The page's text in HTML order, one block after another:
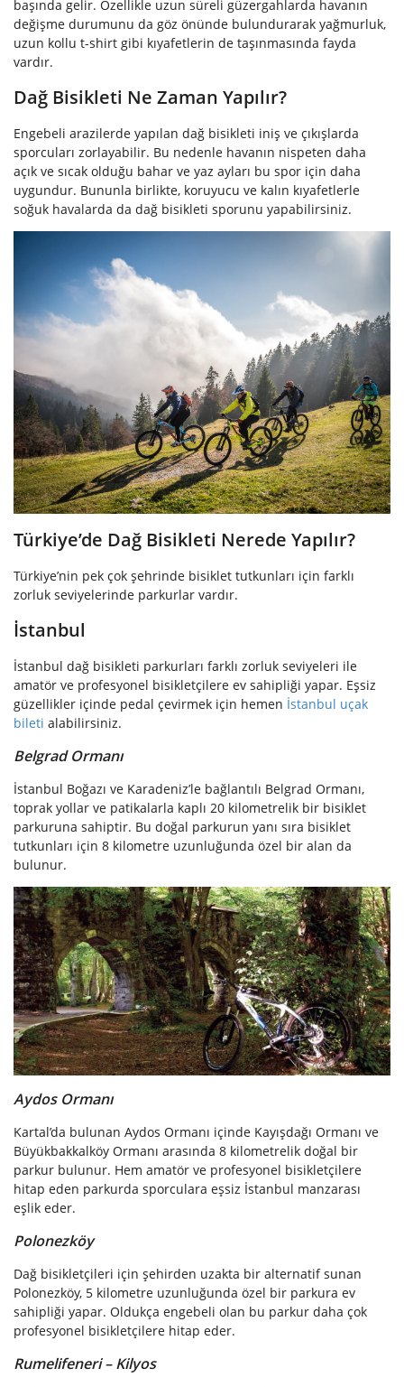
başında gelir. Özellikle uzun süreli güzergahlarda havanın
değişme durumunu da göz önünde bulundurarak yağmurluk,
uzun kollu t-shirt gibi kıyafetlerin de taşınmasında fayda
vardır.
Dağ Bisikleti Ne Zaman Yapılır?
Engebeli arazilerde yapılan dağ bisikleti iniş ve çıkışlarda
sporcuları zorlayabilir. Bu nedenle havanın nispeten daha
açık ve sıcak olduğu bahar ve yaz ayları bu spor için daha
uygundur. Bununla birlikte, koruyucu ve kalın kıyafetlerle
soğuk havalarda da dağ bisikleti sporunu yapabilirsiniz.
Türkiye’de Dağ Bisikleti Nerede Yapılır?
Türkiye’nin pek çok şehrinde bisiklet tutkunları için farklı
zorluk seviyelerinde parkurlar vardır.
İstanbul
İstanbul dağ bisikleti parkurları farklı zorluk seviyeleri ile
amatör ve profesyonel bisikletçilere ev sahipliği yapar. Eşsiz
güzellikler içinde pedal çevirmek için hemen İstanbul uçak
bileti alabilirsiniz.
Belgrad Ormanı
İstanbul Boğazı ve Karadeniz’le bağlantılı Belgrad Ormanı,
toprak yollar ve patikalarla kaplı 20 kilometrelik bir bisiklet
parkuruna sahiptir. Bu doğal parkurun yanı sıra bisiklet
tutkunları için 8 kilometre uzunluğunda özel bir alan da
bulunur.
Aydos Ormanı
Kartal’da bulunan Aydos Ormanı içinde Kayışdağı Ormanı ve
Büyükbakkalköy Ormanı arasında 8 kilometrelik doğal bir
parkur bulunur. Hem amatör ve profesyonel bisikletçilere
hitap eden parkurda sporculara eşsiz İstanbul manzarası
eşlik eder.
Polonezköy
Dağ bisikletçileri için şehirden uzakta bir alternatif sunan
Polonezköy, 5 kilometre uzunluğunda özel bir parkura ev
sahipliği yapar. Oldukça engebeli olan bu parkur daha çok
profesyonel bisikletçilere hitap eder.
Rumelifeneri – Kilyos